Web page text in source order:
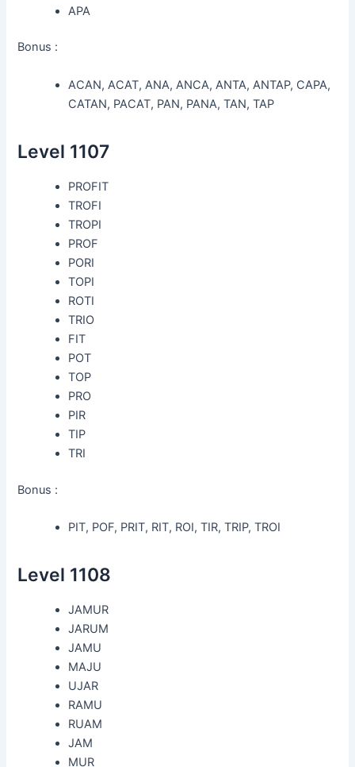
APA
Bonus :
ACAN, ACAT, ANA, ANCA, ANTA, ANTAP, CAPA,
CATAN, PACAT, PAN, PANA, TAN, TAP
Level 1107
PROFIT
TROFI
TROPI
PROF
PORI
TOPI
ROTI
TRIO
FIT
POT
TOP
PRO
PIR
TIP
TRI
Bonus :
PIT, POF, PRIT, RIT, ROI, TIR, TRIP, TROI
Level 1108
JAMUR
JARUM
JAMU
MAJU
UJAR
RAMU
RUAM
JAM
MUR